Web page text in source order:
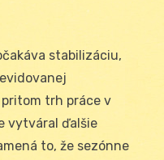
stabilizáciu,
trh práce v
vytváral ďalšie
to, že sezónne